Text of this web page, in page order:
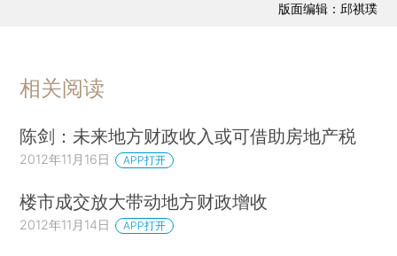
版面编辑：邱祺璞
相关阅读
陈剑：未来地方财政收入或可借助房地产税
2012年11月16日 APP打开
楼市成交放大带动地方财政增收
2012年11月14日 APP打开